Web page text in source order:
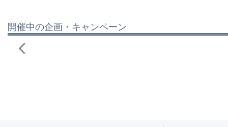
開催中の企画・キャンペーン